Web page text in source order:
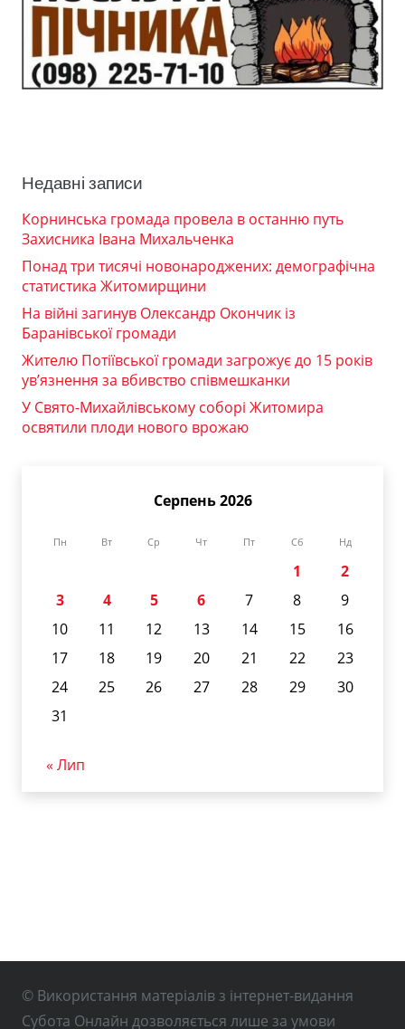
Недавні записи
Корнинська громада провела в останню путь
Захисника Івана Михальченка
Понад три тисячі новонароджених: демографічна
статистика Житомирщини
На війні загинув Олександр Окончик із
Баранівської громади
Жителю Потіївської громади загрожує до 15 років
ув’язнення за вбивство співмешканки
У Свято-Михайлівському соборі Житомира
освятили плоди нового врожаю
Серпень 2026
Пн Вт Ср Чт Пт Сб Нд
1
2
3
4 5 6 7 8
9
10
11 12 13 14 15
16
17
18 19 20 21 22
23
24
25 26 27 28 29
30
31
« Лип
© Використання матеріалів з інтернет-видання
Субота Онлайн дозволяється лише за умови